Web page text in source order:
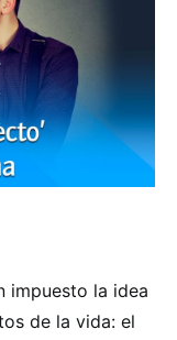
impuesto la idea
de la vida: el